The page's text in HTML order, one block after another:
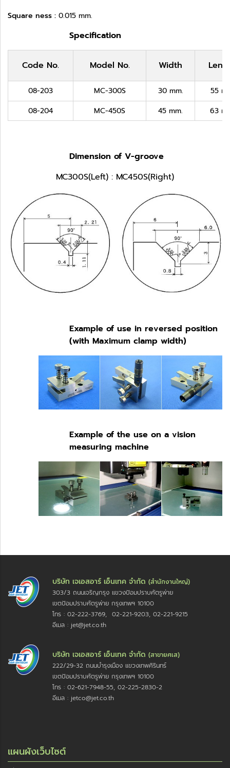
Square ness : 0.015 mm.
Specification
Code No. Model No. Width
08-203 MC-300S 30 mm.
55
08-204
MC-450S 45 mm. 63
Dimension of V-groove
MC300S(Left) : MC450S(Right)
Example of use in reversed position
(with Maximum clamp width)
Example of the use on a vision
measuring machine
บริษัท เจเอสอาร์ เอ็นเทค จำกัด (สำนักงานใหญ่)
303/3 ถนนเจริญกรุง แขวงป้อมปราบศัตรูพ่าย
เขตป้อมปราบศัตรูพ่าย กรุงเทพฯ 10100
โทร : 02-222-3769, 02-221-9203, 02-221-9215
อีเมล : jet@jet.co.th
บริษัท เจเอสอาร์ เอ็นเทค จำกัด (สาขายศเส)
222/29-32 ถนนบำรุงเมือง แขวงเทพศิรินทร์
เขตป้อมปราบศัตรูพ่าย กรุงเทพฯ 10100
โทร : 02-621-7948-55, 02-225-2830-2
อีเมล : jetco@jet.co.th
แผนผังเว็บไซต์